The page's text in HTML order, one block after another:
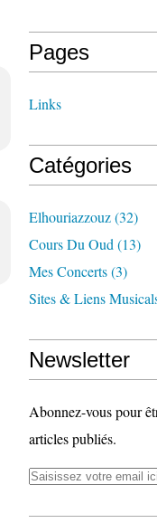
Pages
Links
Catégories
Elhouriazzouz(32)
Cours Du Oud (13)
Mes Concerts(3)
Sites & Liens
Newsletter
Abonnez-vous pour
articles publiés.